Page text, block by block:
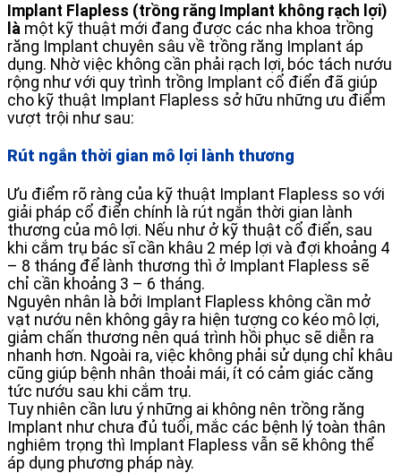
Implant Flapless (trồng răng Implant không rạch lợi)
là một kỹ thuật mới đang được các nha khoa trồng
răng Implant chuyên sâu về trồng răng Implant áp
dụng. Nhờ việc không cần phải rạch lợi, bóc tách nướu
rộng như với quy trình trồng Implant cổ điển đã giúp
cho kỹ thuật Implant Flapless sở hữu những ưu điểm
vượt trội như sau:
Rút ngắn thời gian mô lợi lành thương
Ưu điểm rõ ràng của kỹ thuật Implant Flapless so với
giải pháp cổ điển chính là rút ngắn thời gian lành
thương của mô lợi. Nếu như ở kỹ thuật cổ điển, sau
khi cắm trụ bác sĩ cần khâu 2 mép lợi và đợi khoảng 4
– 8 tháng để lành thương thì ở Implant Flapless sẽ
chỉ cần khoảng 3 – 6 tháng.
Nguyên nhân là bởi Implant Flapless không cần mở
vạt nướu nên không gây ra hiện tượng co kéo mô lợi,
giảm chấn thương nên quá trình hồi phục sẽ diễn ra
nhanh hơn. Ngoài ra, việc không phải sử dụng chỉ khâu
cũng giúp bệnh nhân thoải mái, ít có cảm giác căng
tức nướu sau khi cắm trụ.
Tuy nhiên cần lưu ý những ai không nên trồng răng
Implant như chưa đủ tuổi, mắc các bệnh lý toàn thân
nghiêm trọng thì Implant Flapless vẫn sẽ không thể
áp dụng phương pháp này.